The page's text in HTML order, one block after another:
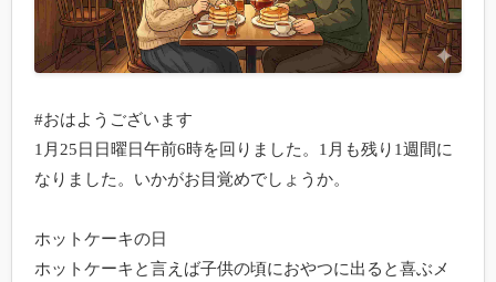
#おはようございます
1月25日日曜日午前6時を回りました。1月も残り1週間に
なりました。いかがお目覚めでしょうか。
ホットケーキの日
ホットケーキと言えば子供の頃におやつに出ると喜ぶメ